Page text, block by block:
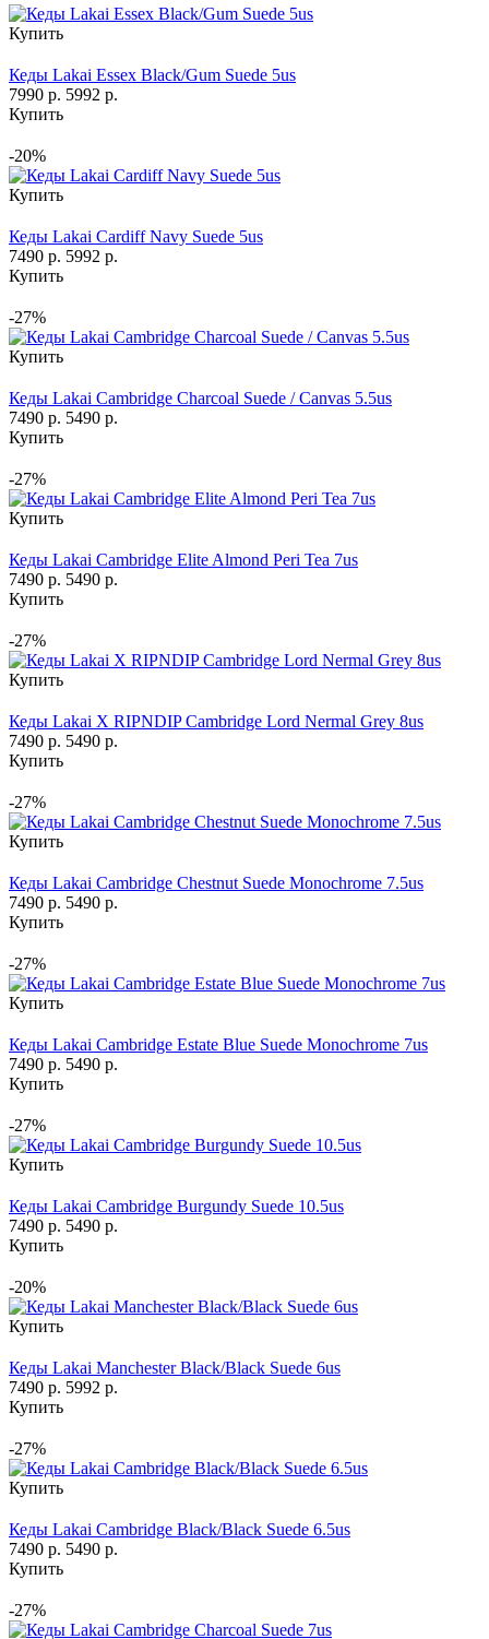
Купить
Кеды Lakai Essex Black/Gum Suede 5us
7990 р. 5992 р.
Купить
-20%
Купить
Кеды Lakai Cardiff Navy Suede 5us
7490 р. 5992 р.
Купить
-27%
Купить
Кеды Lakai Cambridge Charcoal Suede / Canvas 5.5us
7490 р. 5490 р.
Купить
-27%
Купить
Кеды Lakai Cambridge Elite Almond Peri Tea 7us
7490 р. 5490 р.
Купить
-27%
Купить
Кеды Lakai X RIPNDIP Cambridge Lord Nermal Grey 8us
7490 р. 5490 р.
Купить
-27%
Купить
Кеды Lakai Cambridge Chestnut Suede Monochrome 7.5us
7490 р. 5490 р.
Купить
-27%
Купить
Кеды Lakai Cambridge Estate Blue Suede Monochrome 7us
7490 р. 5490 р.
Купить
-27%
Купить
Кеды Lakai Cambridge Burgundy Suede 10.5us
7490 р. 5490 р.
Купить
-20%
Купить
Кеды Lakai Manchester Black/Black Suede 6us
7490 р. 5992 р.
Купить
-27%
Купить
Кеды Lakai Cambridge Black/Black Suede 6.5us
7490 р. 5490 р.
Купить
-27%